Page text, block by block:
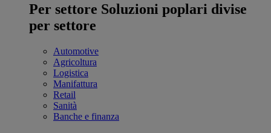
Per settore Soluzioni poplari divise
per settore
Automotive
Agricoltura
Logistica
Manifattura
Retail
Sanità
Banche e finanza